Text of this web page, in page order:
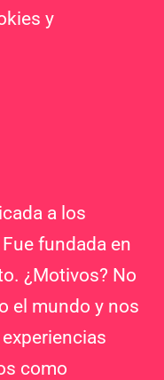
y
a los
fundada en
¿Motivos? No
el mundo y nos
como